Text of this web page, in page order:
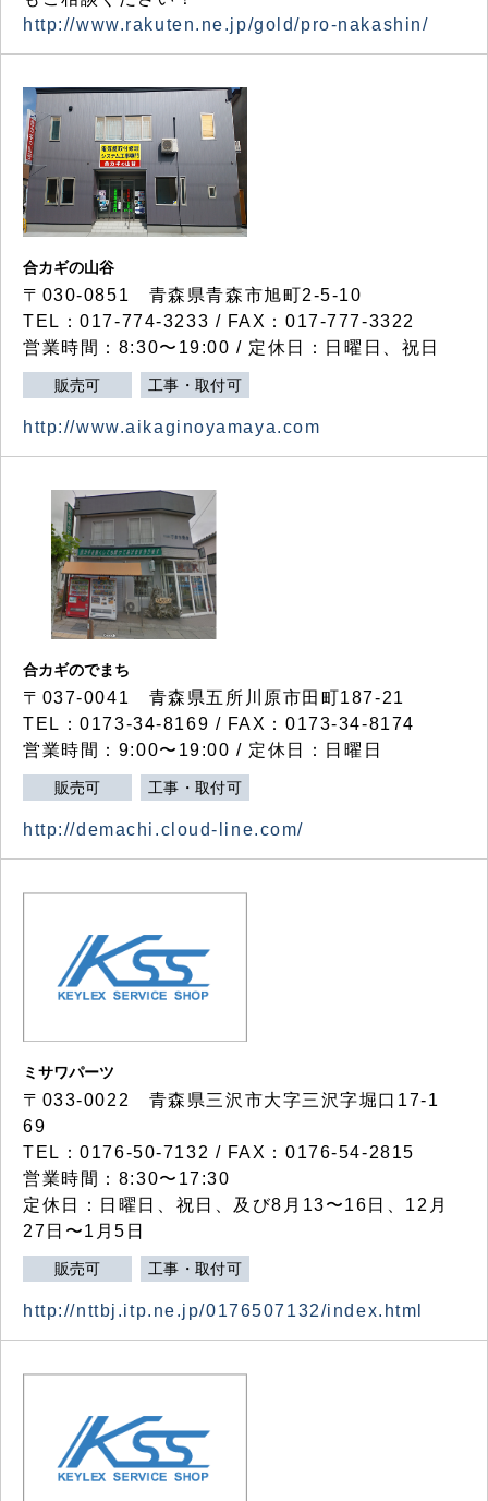
http://www.rakuten.ne.jp/gold/pro-nakashin/
合カギの山谷
〒030-0851 青森県青森市旭町2-5-10
TEL：017-774-3233 / FAX：017-777-3322
営業時間：8:30〜19:00 / 定休日：日曜日、祝日
販売可 工事・取付可
http://www.aikaginoyamaya.com
合カギのでまち
〒037-0041 青森県五所川原市田町187-21
TEL：0173-34-8169 / FAX：0173-34-8174
営業時間：9:00〜19:00 / 定休日：日曜日
販売可 工事・取付可
http://demachi.cloud-line.com/
ミサワパーツ
〒033-0022 青森県三沢市大字三沢字堀口17-1
69
TEL：0176-50-7132 / FAX：0176-54-2815
営業時間：8:30〜17:30
定休日：日曜日、祝日、及び8月13〜16日、12月
27日〜1月5日
販売可 工事・取付可
http://nttbj.itp.ne.jp/0176507132/index.html